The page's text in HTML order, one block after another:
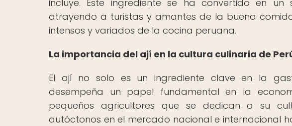
incluye. Este ingrediente se ha convertido en
atrayendo a turistas y amantes de la buena
intensos y variados de la cocina peruana.
La importancia del ají en la cultura culinaria de
El ají no solo es un ingrediente clave en la
desempeña un papel fundamental en la
pequeños agricultores que se dedican a su
autóctonos en el mercado nacional e internacional